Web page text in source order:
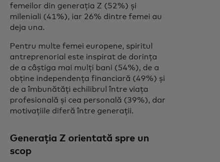
femeilor din generația Z (52%) și
mileniali (41%), iar 26% dintre femei au
deja una.
Pentru multe femei europene, spiritul
antreprenorial este inspirat de dorința
de a câștiga mai mulți bani (54%), de a
obține independența financiară (49%) și
de a îmbunătăți echilibrul între viața
profesională și cea personală (39%), dar
motivațiile diferă între generații.
Generația Z orientată spre un
scop